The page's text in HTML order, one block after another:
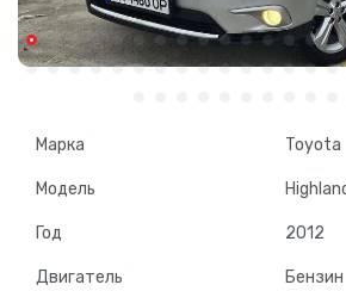
Марка Toyota
Модель
Год 2012
Двигатель Бензин